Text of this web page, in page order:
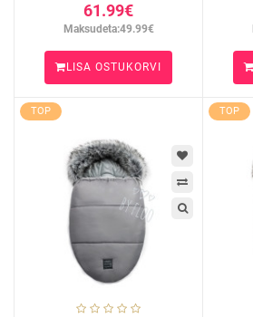
61.99€
Maksudeta:49.99€
LISA OSTUKORVI
TOP TOP